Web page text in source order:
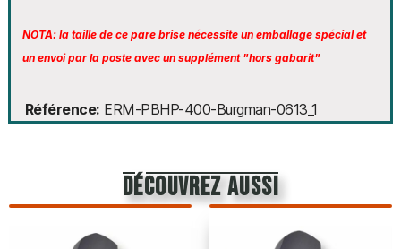
NOTA: la taille de ce pare brise nécessite un emballage spécial et
un envoi par la poste avec un supplément "hors gabarit"
Référence ERM-PBHP-400-Burgman-0613_1
découvrez aussi